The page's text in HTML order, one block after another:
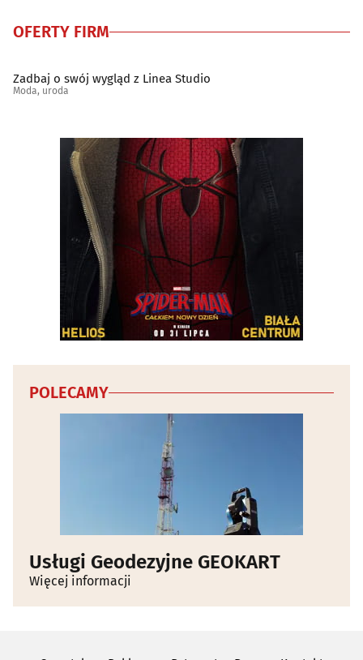
OFERTY FIRM
Zadbaj o swój wygląd z Linea Studio
Moda, uroda
POLECAMY
Usługi Geodezyjne GEOKART
Więcej informacji